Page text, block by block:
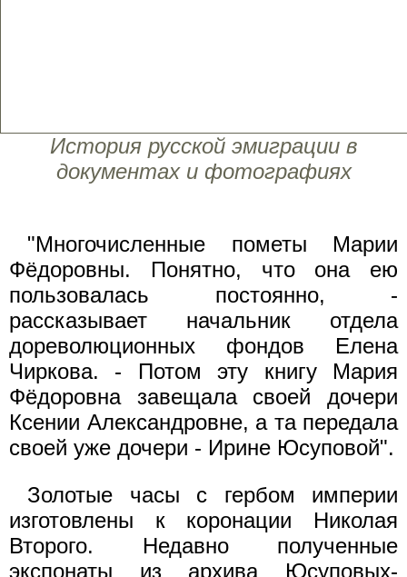
История русской эмиграции в
документах и фотографиях
"Многочисленные пометы Марии
Фёдоровны. Понятно, что она ею
пользовалась постоянно, -
рассказывает начальник отдела
дореволюционных фондов Елена
Чиркова. - Потом эту книгу Мария
Фёдоровна завещала своей дочери
Ксении Александровне, а та передала
своей уже дочери - Ирине Юсуповой".
Золотые часы с гербом империи
изготовлены к коронации Николая
Второго. Недавно полученные
экспонаты из архива Юсуповых-